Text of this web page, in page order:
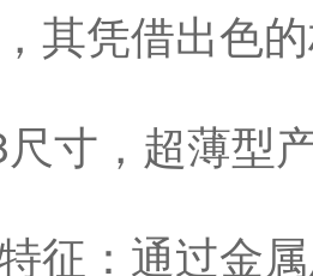
其凭借出色
寸，超薄型
征：通过金